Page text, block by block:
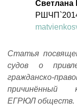
Светлана
Статья
судов о
гражданско-
причинённый
ЕГРЮЛ обществ.